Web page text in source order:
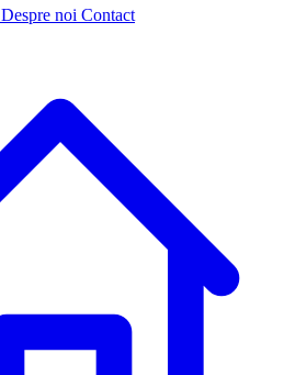
Despre noi Contact